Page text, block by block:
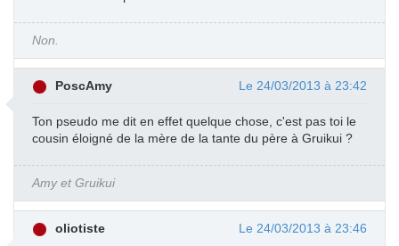
Non.
PoscAmy Le 24/03/2013 à 23:42
Ton pseudo me dit en effet quelque chose, c'est pas toi le
cousin éloigné de la mère de la tante du père à Gruikui ?
Amy et Gruikui
oliotiste Le 24/03/2013 à 23:46